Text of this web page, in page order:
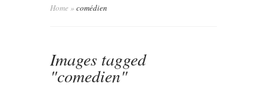
Home » comédien
Images tagged
"comedien"